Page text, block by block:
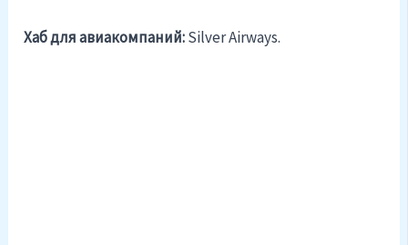
Хаб для авиакомпаний:Silver Airways.